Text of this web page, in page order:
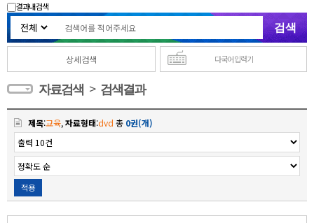
결과내 검색
상세검색 다국어 입력기
자료검색 > 검색결과
제목:교육,자료형태:dvd 총 0권(개)
적용